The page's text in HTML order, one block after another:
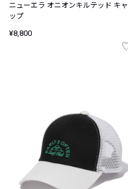
ニューエラ オニオンキルテッド キャ
ップ
¥8,800